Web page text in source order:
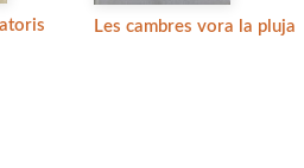
Les cambres vora la pluja